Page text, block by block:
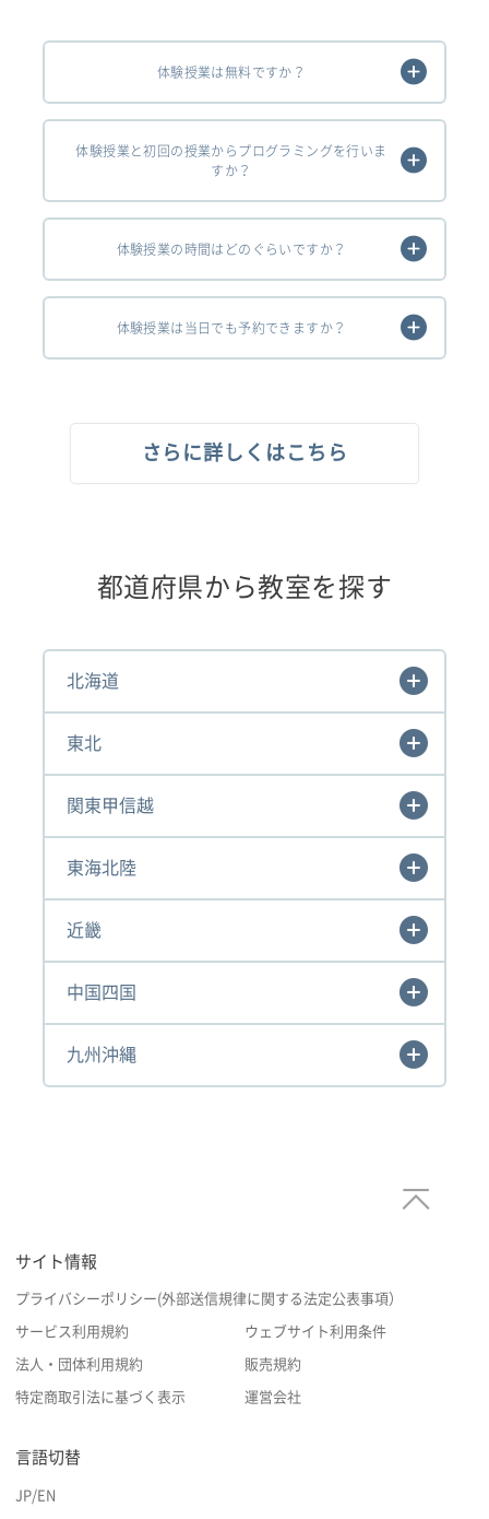
体験授業は無料ですか？
体験授業と初回の授業からプログラミングを行いま
すか？
体験授業の時間はどのぐらいですか？
体験授業は当日でも予約できますか？
さらに詳しくはこちら
都道府県から教室を探す
北海道
東北
関東甲信越
東海北陸
近畿
中国四国
九州沖縄
サイト情報
プライバシーポリシー(外部送信規律に関する法定公表事項）
サービス利用規約 ウェブサイト利用条件
法人・団体利用規約 販売規約
特定商取引法に基づく表示 運営会社
言語切替
JP/EN